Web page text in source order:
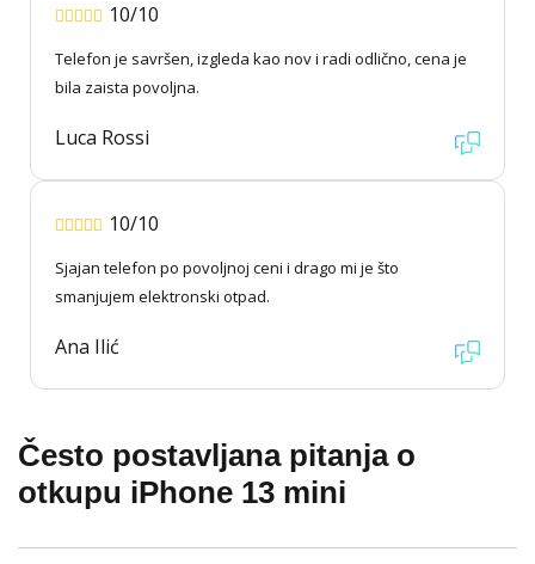
10/10
Telefon je savršen, izgleda kao nov i radi odlično, cena je
bila zaista povoljna.
Luca Rossi
10/10
Sjajan telefon po povoljnoj ceni i drago mi je što
smanjujem elektronski otpad.
Ana Ilić
Često postavljana pitanja o
otkupu iPhone 13 mini